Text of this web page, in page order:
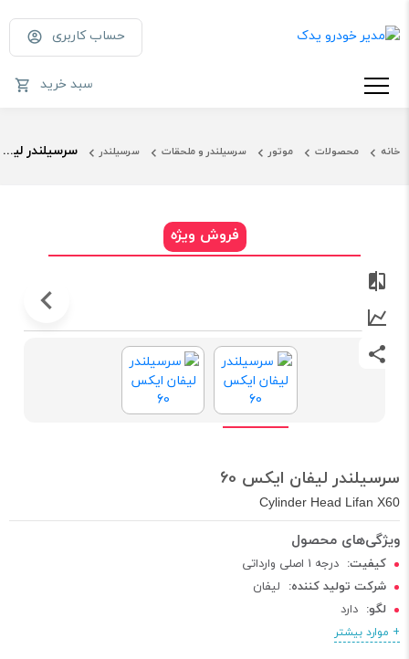
حساب کاربری
سبد خرید
خانه محصولات موتور سرسیلندر و ملحقات سرسیلندر سرسیلندر لیفان ایکس 60
فروش ویژه
سرسیلندر لیفان ایکس 60
Cylinder Head Lifan X60
کیفیت: درجه 1 اصلی وارداتی
شرکت تولید کننده: لیفان
لگو: دارد
کد فنی: دارد+ موارد بیشتر